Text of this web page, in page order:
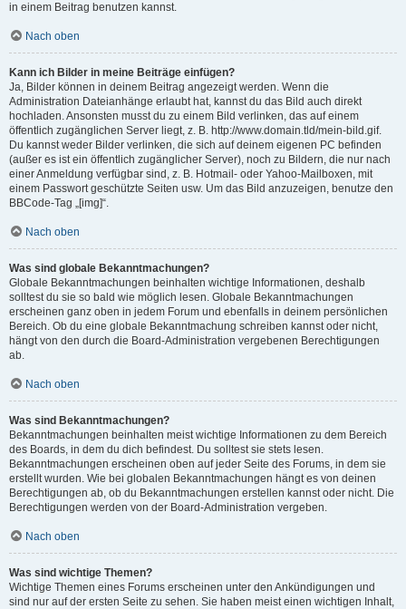
in einem Beitrag benutzen kannst.
Nach oben
Kann ich Bilder in meine Beiträge einfügen?
Ja, Bilder können in deinem Beitrag angezeigt werden. Wenn die
Administration Dateianhänge erlaubt hat, kannst du das Bild auch direkt
hochladen. Ansonsten musst du zu einem Bild verlinken, das auf einem
öffentlich zugänglichen Server liegt, z. B. http://www.domain.tld/mein-bild.gif.
Du kannst weder Bilder verlinken, die sich auf deinem eigenen PC befinden
(außer es ist ein öffentlich zugänglicher Server), noch zu Bildern, die nur nach
einer Anmeldung verfügbar sind, z. B. Hotmail- oder Yahoo-Mailboxen, mit
einem Passwort geschützte Seiten usw. Um das Bild anzuzeigen, benutze den
BBCode-Tag „[img]“.
Nach oben
Was sind globale Bekanntmachungen?
Globale Bekanntmachungen beinhalten wichtige Informationen, deshalb
solltest du sie so bald wie möglich lesen. Globale Bekanntmachungen
erscheinen ganz oben in jedem Forum und ebenfalls in deinem persönlichen
Bereich. Ob du eine globale Bekanntmachung schreiben kannst oder nicht,
hängt von den durch die Board-Administration vergebenen Berechtigungen
ab.
Nach oben
Was sind Bekanntmachungen?
Bekanntmachungen beinhalten meist wichtige Informationen zu dem Bereich
des Boards, in dem du dich befindest. Du solltest sie stets lesen.
Bekanntmachungen erscheinen oben auf jeder Seite des Forums, in dem sie
erstellt wurden. Wie bei globalen Bekanntmachungen hängt es von deinen
Berechtigungen ab, ob du Bekanntmachungen erstellen kannst oder nicht. Die
Berechtigungen werden von der Board-Administration vergeben.
Nach oben
Was sind wichtige Themen?
Wichtige Themen eines Forums erscheinen unter den Ankündigungen und
sind nur auf der ersten Seite zu sehen. Sie haben meist einen wichtigen Inhalt,